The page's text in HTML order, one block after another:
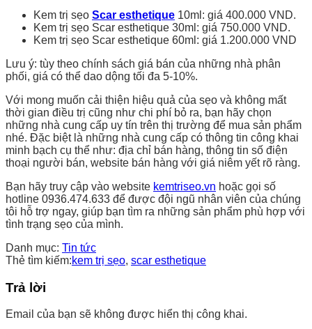
Kem trị sẹo Scar esthetique 10ml: giá 400.000 VND.
Kem trị sẹo Scar esthetique 30ml: giá 750.000 VND.
Kem trị sẹo Scar esthetique 60ml: giá 1.200.000 VND
Lưu ý: tùy theo chính sách giá bán của những nhà phân
phối, giá có thể dao dộng tối đa 5-10%.
Với mong muốn cải thiện hiệu quả của sẹo và không mất
thời gian điều trị cũng như chi phí bỏ ra, bạn hãy chọn
những nhà cung cấp uy tín trên thị trường để mua sản phẩm
nhé. Đặc biệt là những nhà cung cấp có thông tin công khai
minh bạch cụ thể như: địa chỉ bán hàng, thông tin số điện
thoại người bán, website bán hàng với giá niêm yết rõ ràng.
Bạn hãy truy cập vào website kemtriseo.vn hoặc gọi số
hotline 0936.474.633 để được đội ngũ nhân viên của chúng
tôi hỗ trợ ngay, giúp bạn tìm ra những sản phẩm phù hợp với
tình trạng sẹo của mình.
Danh mục: Tin tức
Thẻ tìm kiếm:kem trị sẹo, scar esthetique
Trả lời
Email của bạn sẽ không được hiển thị công khai.